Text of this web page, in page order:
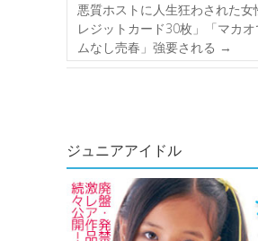
悪質ホストに人生狂わされた女
レジットカード30枚」「マカ
ムなし売春」強要される →
ジュニアアイドル